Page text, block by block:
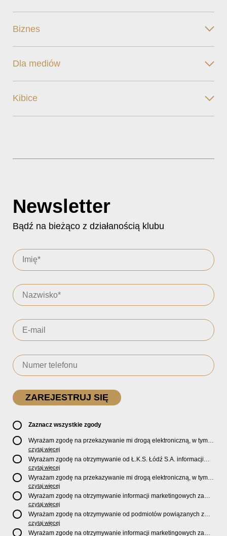
Biznes
Dla mediów
Kibice
Newsletter
Bądź na bieżąco z działanością klubu
Zaznacz wszystkie zgody
Wyrażam zgodę na przekazywanie mi drogą elektroniczną, w tym
pocztą e-mail, oficjalnego newslettera oraz informacji o zniżkach,
promocjach, nowościach, biletach, karnetach, ofercie sklepu U2
Store oraz serwisu bilety.lkslodz.pl i innych produktach oraz
usługach oferowanych przez Ł.K.S. Łódź S.A.
czytaj więcej
Wyrażam zgodę na otrzymywanie od Ł.K.S. Łódź S.A. informacji
marketingowych dotyczących działalności spółki, ofert, wydarzeń i
produktów za pośrednictwem wiadomości SMS oraz połączeń
telefonicznych.
czytaj więcej
Wyrażam zgodę na przekazywanie mi drogą elektroniczną, w tym
pocztą e-mail, informacji handlowych i marketingowych o
produktach, usługach i działalnościSponsorów i PartnerówŁ.K.S.
Łódź S.A.
czytaj więcej
Wyrażam zgodę na otrzymywanie informacji marketingowych za
pośrednictwem wiadomości SMS oraz połączeń telefonicznych
odSponsorów i PartnerówŁ.K.S. Łódź S.A.
czytaj więcej
Wyrażam zgodę na otrzymywanie od podmiotów powiązanych z
Ł.K.S. Łódź S.A., tj. Fundacji ŁKS oraz Sport Catering sp. z
o.o. informacji marketingowych oraz informacji handlowych o
czytaj więcej
Wyrażam zgodę na otrzymywanie informacji marketingowych za